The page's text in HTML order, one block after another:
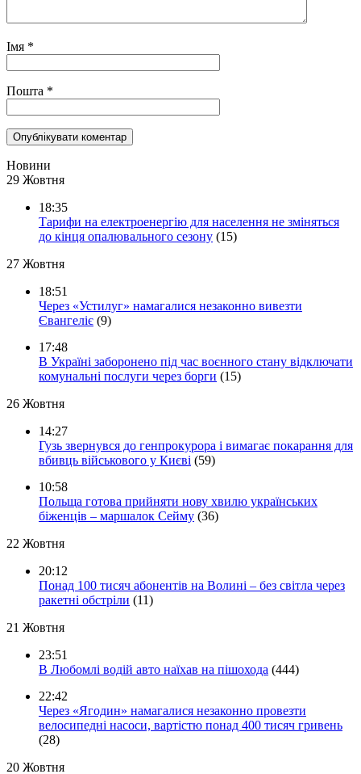
Імя *
Пошта *
Новини
29 Жовтня
18:35
Тарифи на електроенергію для населення не зміняться
до кінця опалювального сезону (15)
27 Жовтня
18:51
Через «Устилуг» намагалися незаконно вивезти
Євангеліє (9)
17:48
В Україні заборонено під час воєнного стану відключати
комунальні послуги через борги (15)
26 Жовтня
14:27
Гузь звернувся до генпрокурора і вимагає покарання для
вбивць військового у Києві (59)
10:58
Польща готова прийняти нову хвилю українських
біженців – маршалок Сейму (36)
22 Жовтня
20:12
Понад 100 тисяч абонентів на Волині – без світла через
ракетні обстріли (11)
21 Жовтня
23:51
В Любомлі водій авто наїхав на пішохода (444)
22:42
Через «Ягодин» намагалися незаконно провезти
велосипедні насоси, вартістю понад 400 тисяч гривень
(28)
20 Жовтня